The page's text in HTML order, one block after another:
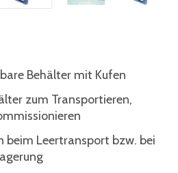
Behälter mit Kufen
zum Transportieren,
beim Leertransport bzw. bei